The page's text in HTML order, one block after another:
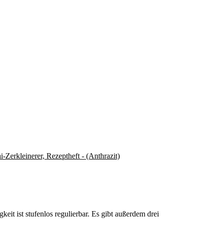
Zerkleinerer, Rezeptheft - (Anthrazit)
ist stufenlos regulierbar. Es gibt außerdem drei